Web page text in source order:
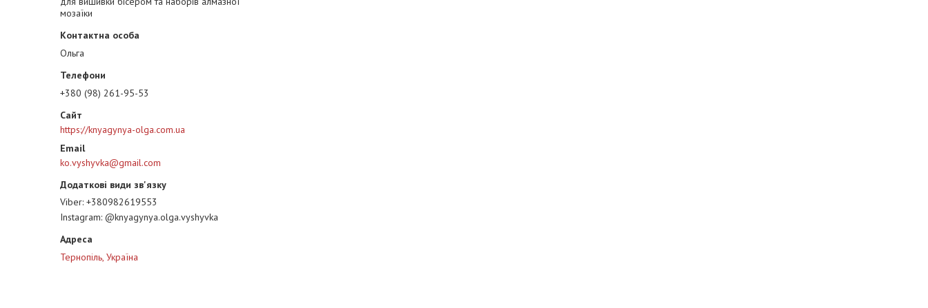
мозаїки
Ольга
+380 (98) 261-95-53
https://knyagynya-olga.com.ua
ko.vyshyvka@gmail.com
Viber +380982619553
Instagram @knyagynya.olga.vyshyvka
Тернопіль, Україна